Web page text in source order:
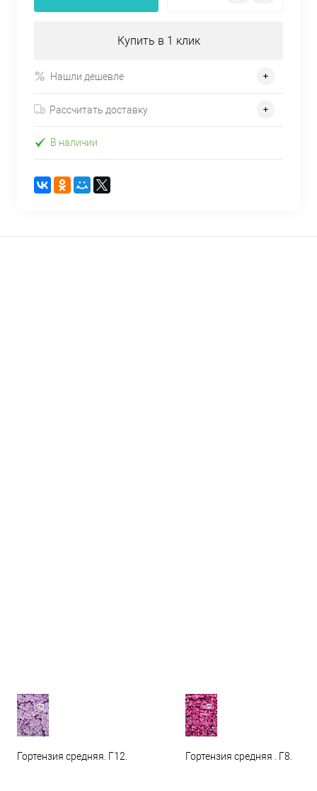
Купить в 1 клик
Нашли дешевле
Рассчитать доставку
В наличии
Гортензия средняя. Г12. Гортензия средняя . Г8.